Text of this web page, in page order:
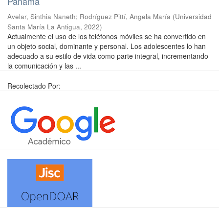
Avelar, Sinthia Naneth; Rodríguez Pittí, Angela María (Universidad
Santa María La Antigua, 2022)
Actualmente el uso de los teléfonos móviles se ha convertido en
un objeto social, dominante y personal. Los adolescentes lo han
adecuado a su estilo de vida como parte integral, incrementando
la comunicación y las ...
Recolectado Por: